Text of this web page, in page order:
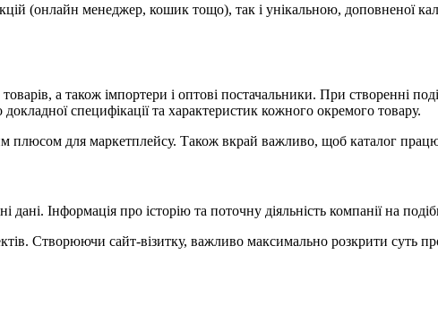
(онлайн менеджер, кошик тощо), так і унікальною, доповненої
а також імпортери і оптові постачальники. При створенні
специфікації та характеристик кожного окремого товару.
плюсом для маркетплейсу. Також вкрай важливо, щоб каталог
дані. Інформація про історію та поточну діяльність компанії на
Створюючи сайт-візитку, важливо максимально розкрити суть